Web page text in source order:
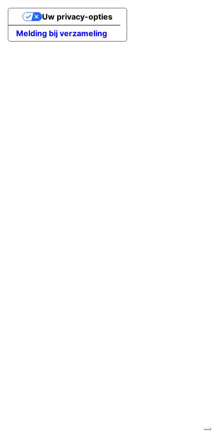
Melding bij verzameling
Uw privacy-opties